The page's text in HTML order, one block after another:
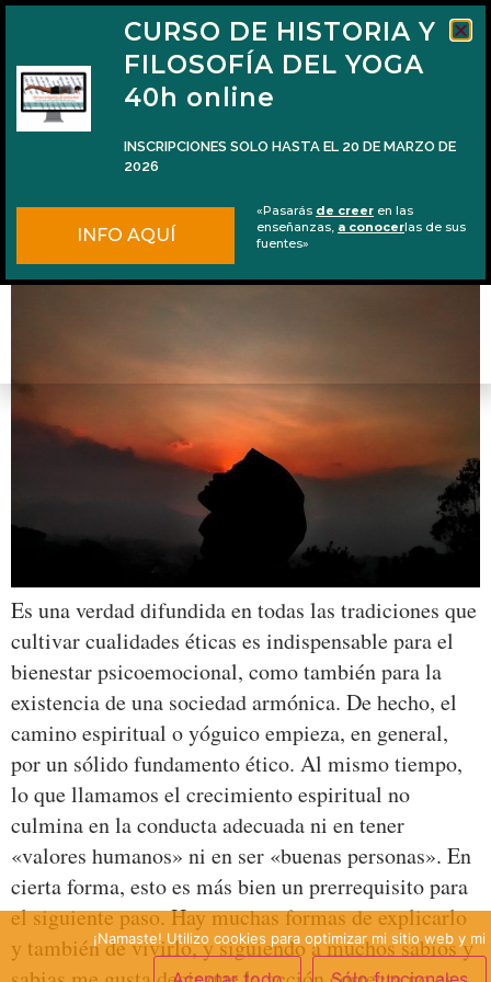
Podcast #15: Los métodos del amor
devocional
Es una verdad difundida en todas las tradiciones que
cultivar cualidades éticas es indispensable para el
bienestar psicoemocional, como también para la
existencia de una sociedad armónica. De hecho, el
camino espiritual o yóguico empieza, en general,
por un sólido fundamento ético. Al mismo tiempo,
lo que llamamos el crecimiento espiritual no
culmina en la conducta adecuada ni en tener
«valores humanos» ni en ser «buenas personas». En
cierta forma, esto es más bien un prerrequisito para
el siguiente paso. Hay muchas formas de explicarlo
y también de vivirlo, y siguiendo a muchos sabios y
¡Namaste! Utilizo cookies para optimizar mi sitio web y mi
CURSO DE HISTORIA Y
FILOSOFÍA DEL YOGA
40h online
INSCRIPCIONES SOLO HASTA EL 20 DE MARZO DE
2026
INFO AQUÍ
«Pasarás de creer en las
enseñanzas, a conocerlas de sus
fuentes»